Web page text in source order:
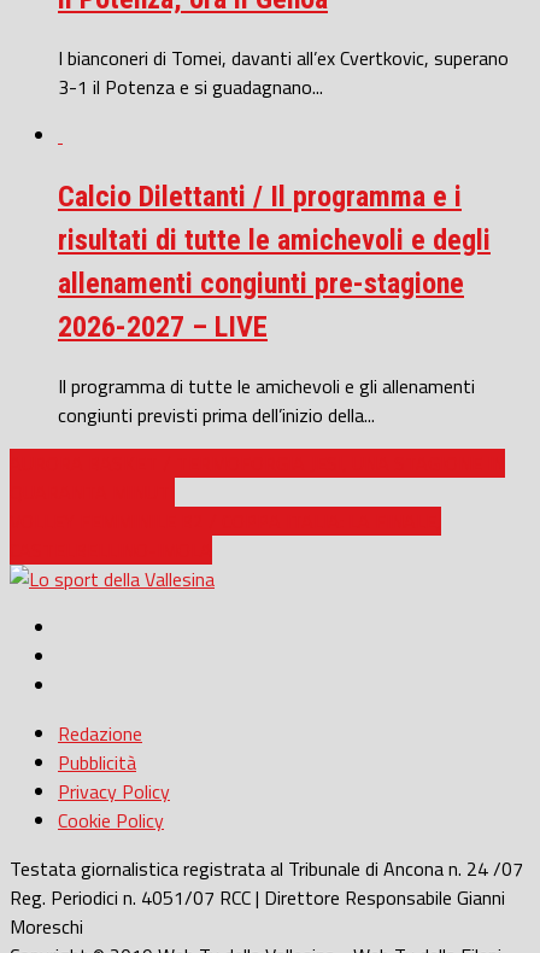
I bianconeri di Tomei, davanti all’ex Cvertkovic, superano
3-1 il Potenza e si guadagnano...
Calcio Dilettanti / Il programma e i
risultati di tutte le amichevoli e degli
allenamenti congiunti pre-stagione
2026-2027 – LIVE
Il programma di tutte le amichevoli e gli allenamenti
congiunti previsti prima dell’inizio della...
Redazione
Pubblicità
Privacy Policy
Cookie Policy
Testata giornalistica registrata al Tribunale di Ancona n. 24 /07
Reg. Periodici n. 4051/07 RCC | Direttore Responsabile Gianni
Moreschi